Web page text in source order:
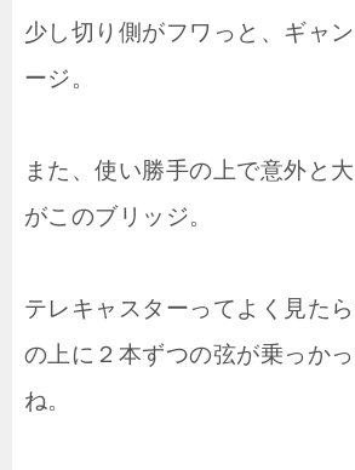
少し切り側がフワっと、ギャ
ージ。
また、使い勝手の上で意外と
がこのブリッジ。
テレキャスターってよく見た
の上に２本ずつの弦が乗っか
ね。